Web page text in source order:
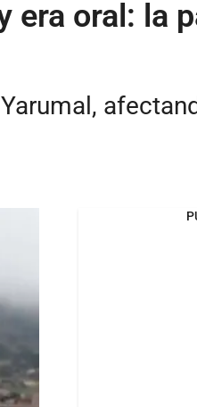
era oral: la